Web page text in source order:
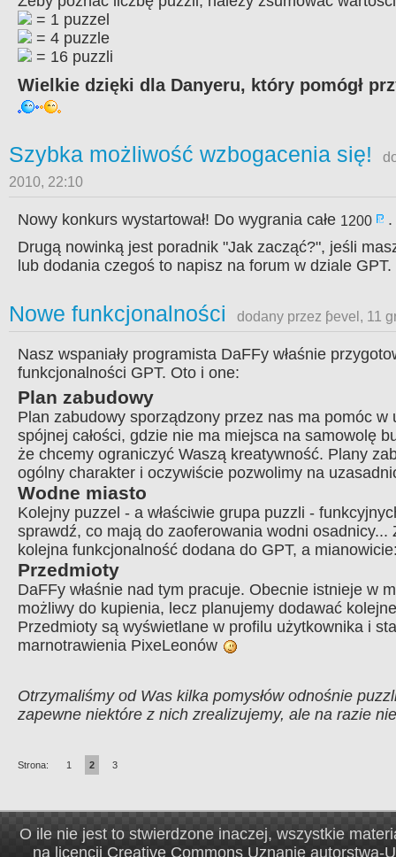
= 1 puzzel
= 4 puzzle
= 16 puzzli
Wielkie dzięki dla Danyeru, który pomógł
Szybka możliwość wzbogacenia się!
2010, 22:10
Nowy konkurs wystartował! Do wygrania całe 1200
Drugą nowinką jest poradnik "Jak zacząć?", jeśli
lub dodania czegoś to napisz na forum w dziale GPT.
Nowe funkcjonalności dodany przez ƥevel, 11
Nasz wspaniały programista DaFFy właśnie
funkcjonalności GPT. Oto i one:
Plan zabudowy
Plan zabudowy sporządzony przez nas ma pomóc w
spójnej całości, gdzie nie ma miejsca na samowolę
że chcemy ograniczyć Waszą kreatywność. Plany
ogólny charakter i oczywiście pozwolimy na
Wodne miasto
Kolejny puzzel - a właściwie grupa puzzli -
sprawdź, co mają do zaoferowania wodni osadnicy...
kolejna funkcjonalność dodana do GPT, a
Przedmioty
DaFFy właśnie nad tym pracuje. Obecnie istnieje w
możliwy do kupienia, lecz planujemy dodawać
Przedmioty są wyświetlane w profilu użytkownika i
marnotrawienia PixeLeonów
Otrzymaliśmy od Was kilka pomysłów odnośnie
zapewne niektóre z nich zrealizujemy, ale na razie
Strona: 1 2 3
O ile nie jest to stwierdzone inaczej, wszystkie
na licencji Creative Commons Uznanie autorstwa-